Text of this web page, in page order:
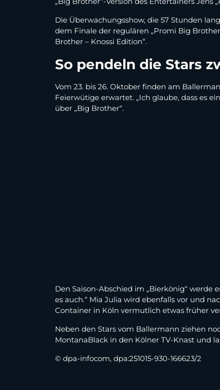
Die Überwachungsshow, die 57 Stunden
dem Finale der regulären „Promi Big
Brother – Knossi Edition“.
So pendeln die Stars
Vom 23. bis 26. Oktober finden am
Feierwütige erwartet. „Ich glaube, dass es
über „Big Brother“.
Den Saison-Abschied im „Bierkönig“
es auch.“ Mia Julia wird ebenfalls vor und
Container in Köln vermutlich etwas früher
Neben den Stars vom Ballermann ziehen
MontanaBlack in den Kölner TV-Knast und
© dpa-infocom, dpa:251015-930-166623/2